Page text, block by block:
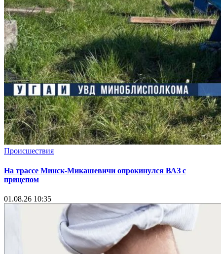
Происшествия
На трассе Минск-Микашевичи опрокинулся ВАЗ с
прицепом
01.08.26 10:35